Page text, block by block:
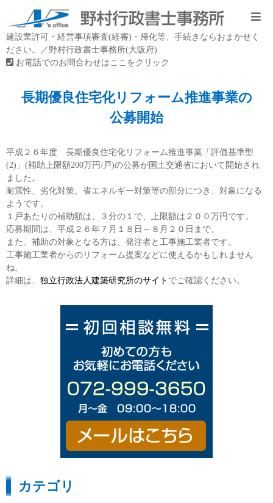
建設業許可・経営事項審査(経審)・帰化等、手続きならおまかせく
ださい。／野村行政書士事務所(大阪府)
お電話でのお問合わせはここをクリック
長期優良住宅化リフォーム推進事業の
公募開始
平成２６年度 長期優良住宅化リフォーム推進事業「評価基準型
(2)」(補助上限額200万円/戸)の公募が国土交通省において開始され
ました。
耐震性、劣化対策、省エネルギー対策等の部分につき、対象になる
ようです。
１戸あたりの補助額は、３分の１で、上限額は２００万円です。
応募期間は、平成２６年７月１８日～８月２０日まで。
また、補助の対象となる方は、発注者と工事施工業者です。
工事施工業者からのリフォーム提案などに使えるかもしれません
ね。
詳細は、 独立行政法人建築研究所のサイト でご確認ください。
カテゴリ